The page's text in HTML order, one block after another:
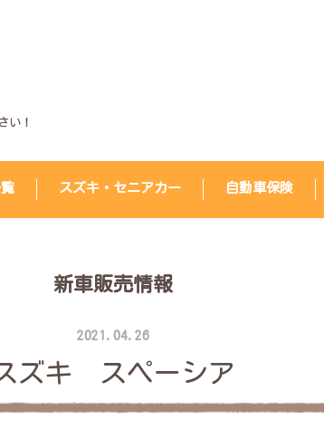
い！
スズキ・セニアカー 自動車保険
新車販売情報
2021.04.26
ズキ スペーシア